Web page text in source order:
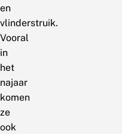
en
vlinderstruik.
Vooral
in
het
najaar
komen
ze
ook